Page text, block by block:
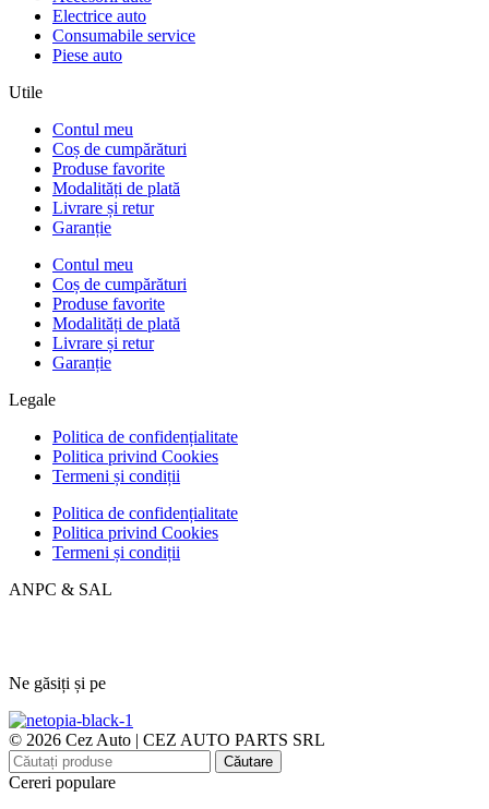
Electrice auto
Consumabile service
Piese auto
Utile
Contul meu
Coș de cumpărături
Produse favorite
Modalități de plată
Livrare și retur
Garanție
Contul meu
Coș de cumpărături
Produse favorite
Modalități de plată
Livrare și retur
Garanție
Legale
Politica de confidențialitate
Politica privind Cookies
Termeni și condiții
Politica de confidențialitate
Politica privind Cookies
Termeni și condiții
ANPC & SAL
Ne găsiți și pe
© 2026 Cez Auto | CEZ AUTO PARTS SRL
Căutare
Cereri populare